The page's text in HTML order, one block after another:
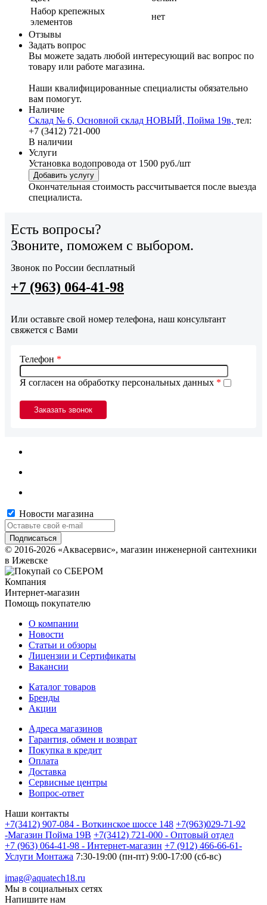
Набор крепежных
элементов
нет
Отзывы
Задать вопрос
Вы можете задать любой интересующий вас вопрос по
товару или работе магазина.
Наши квалифицированные специалисты обязательно
вам помогут.
Наличие
Склад № 6, Основной склад НОВЫЙ, Пойма 19в, тел:
+7 (3412) 721-000
В наличии
Услуги
Установка водопровода от 1500 руб./шт
Добавить услугу
Окончательная стоимость рассчитывается после выезда
специалиста.
Есть вопросы?
Звоните, поможем с выбором.
Звонок по России бесплатный
+7 (963) 064-41-98
Или оставьте свой номер телефона, наш консультант
свяжется с Вами
Я согласен на обработку персональных данных *
Телефон *
Новости магазина
© 2016-2026 «Аквасервис», магазин инженерной сантехники
в Ижевске
Компания
Интернет-магазин
Помощь покупателю
О компании
Новости
Статьи и обзоры
Лицензии и Сертификаты
Вакансии
Каталог товаров
Бренды
Акции
Адреса магазинов
Гарантия, обмен и возврат
Покупка в кредит
Оплата
Доставка
Сервисные центры
Вопрос-ответ
Наши контакты
+7(3412) 907-084 - Воткинское шоссе 148 +7(963)029-71-92
-Магазин Пойма 19В +7(3412) 721-000 - Оптовый отдел
+7 (963) 064-41-98 - Интернет-магазин +7 (912) 466-66-61-
Услуги Монтажа 7:30-19:00 (пн-пт) 9:00-17:00 (сб-вс)
imag@aquatech18.ru
Мы в социальных сетях
Напишите нам